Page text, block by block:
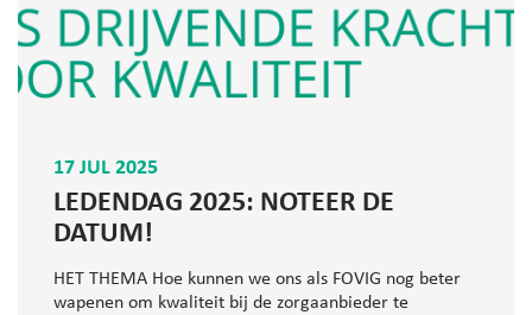
17 JUL 2025
LEDENDAG 2025: NOTEER DE
DATUM!
HET THEMA Hoe kunnen we ons als FOVIG nog beter
wapenen om kwaliteit bij de zorgaanbieder te